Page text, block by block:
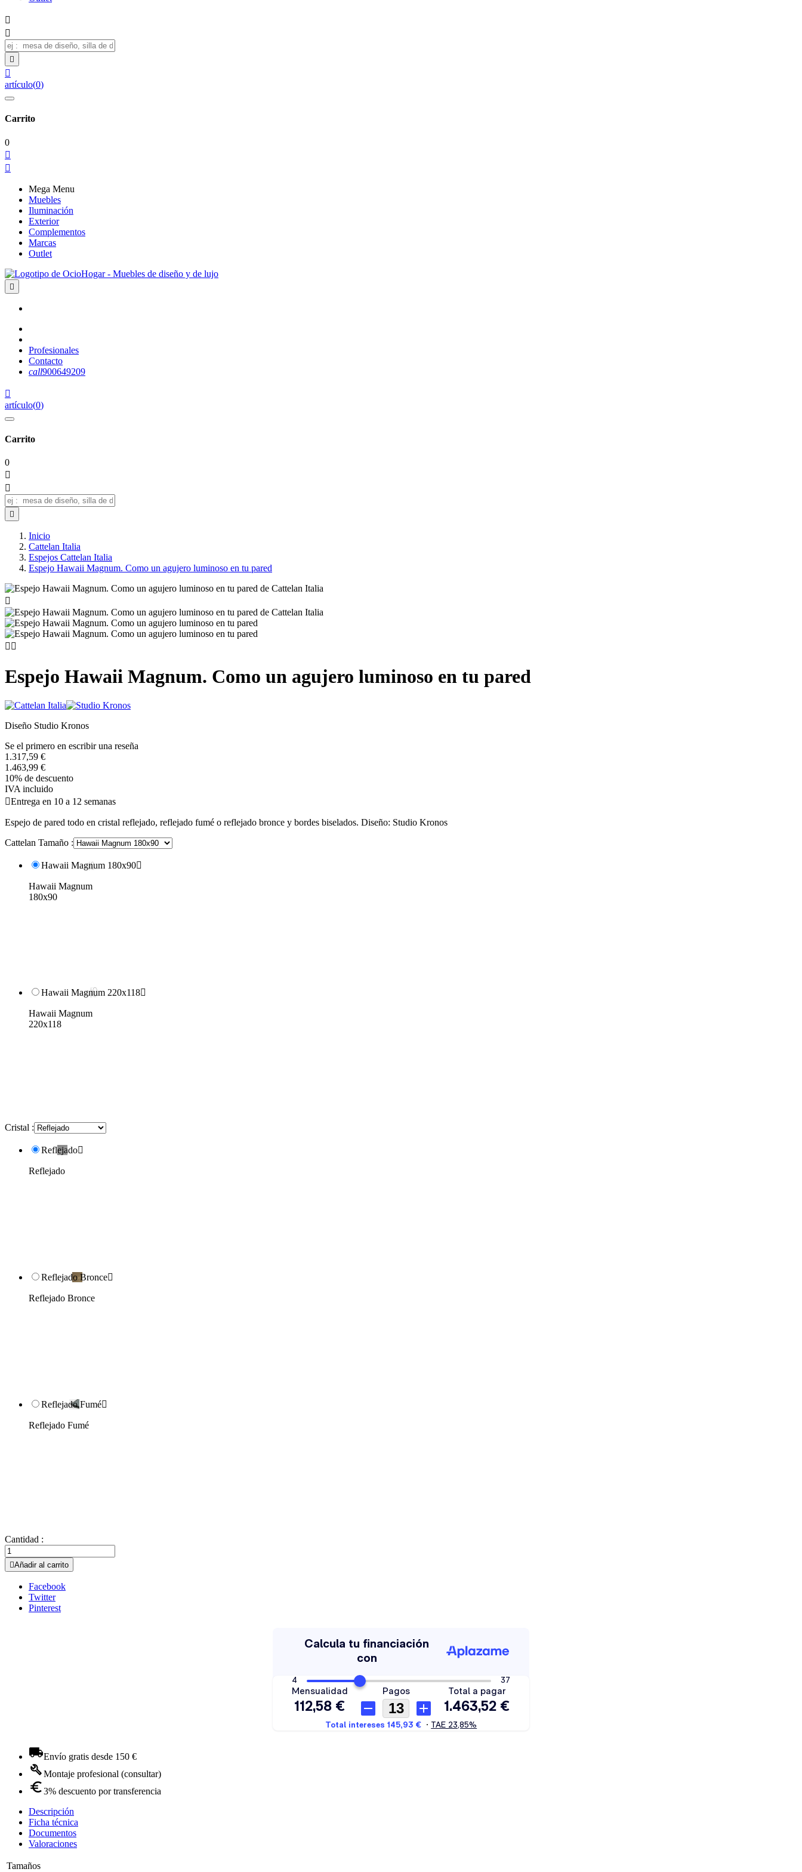




artículo(0)
Carrito
0


Mega Menu
Muebles
Iluminación
Exterior
Complementos
Marcas
Outlet

Profesionales
Contacto
call900649209

artículo(0)
Carrito
0



Inicio
Cattelan Italia
Espejos Cattelan Italia
Espejo Hawaii Magnum. Como un agujero luminoso en tu pared

 
Espejo Hawaii Magnum. Como un agujero luminoso en tu pared
Diseño Studio Kronos
Se el primero en escribir una reseña
1.317,59 €
1.463,99 €
10% de descuento
IVA incluido
Entrega en 10 a 12 semanas
Espejo de pared todo en cristal reflejado, reflejado fumé o reflejado bronce y bordes biselados. Diseño: Studio Kronos
Cattelan Tamaño :
Hawaii Magnum 180x90
Hawaii Magnum
180x90
Hawaii Magnum 220x118
Hawaii Magnum
220x118
Cristal :
Reflejado
Reflejado
Reflejado Bronce
Reflejado Bronce
Reflejado Fumé
Reflejado Fumé
Cantidad :
Añadir al carrito
Facebook
Twitter
Pinterest
Envío gratis desde 150 €
Montaje profesional (consultar)
3% descuento por transferencia
Descripción
Ficha técnica
Documentos
Valoraciones
Tamaños